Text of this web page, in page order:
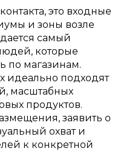
это входные
и зоны возле
самый
которые
по магазинам.
идеально подходят
масштабных
продуктов.
заявить о
охват и
к конкретной